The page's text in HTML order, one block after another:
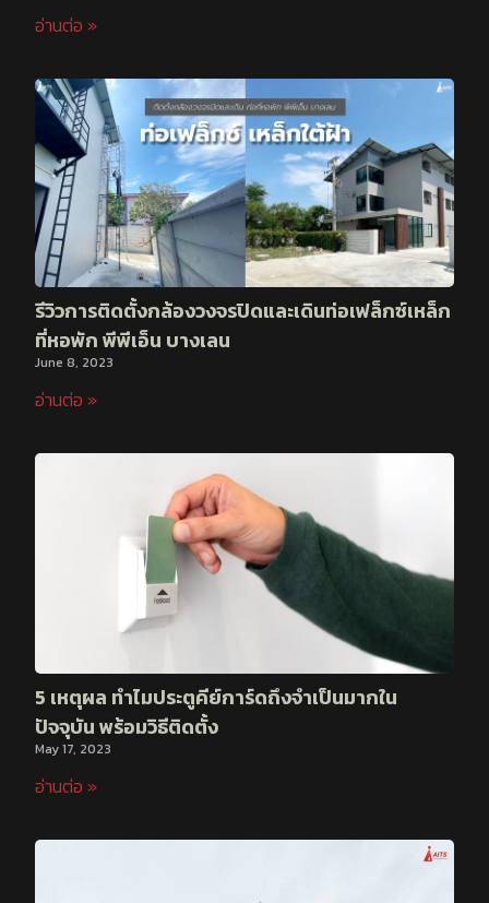
อ่านต่อ »
รีวิวการติดตั้งกล้องวงจรปิดและเดินท่อเฟล็กซ์เหล็ก
ที่หอพัก พีพีเอ็น บางเลน
June 8, 2023
อ่านต่อ »
5 เหตุผล ทำไมประตูคีย์การ์ดถึงจำเป็นมากใน
ปัจจุบัน พร้อมวิธีติดตั้ง
May 17, 2023
อ่านต่อ »